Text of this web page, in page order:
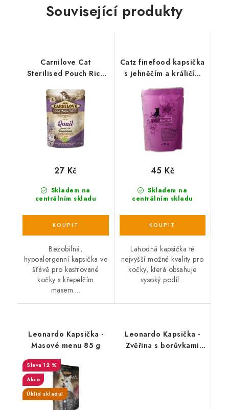
Související produkty
Carnilove Cat
Sterilised Pouch Rich
85 g
Skladem na
centrálním skladu
27 Kč
Bezobilná,
hypoalergenní kapsička ve
šťávě pro kastrované
kočky s křepelčím
masem....
Catz finefood kapsička
s jehněčím a králičím
masem 85 g
Skladem na
centrálním skladu
45 Kč
Lahodná kapsička té
nejvyšší možné kvality pro
kočky, která obsahuje
vysoký podíl...
Leonardo Kapsička -
Masové menu 85 g
12 %
Akce
Úklid skladu!
Leonardo Kapsička -
Zvěřina s borůvkami